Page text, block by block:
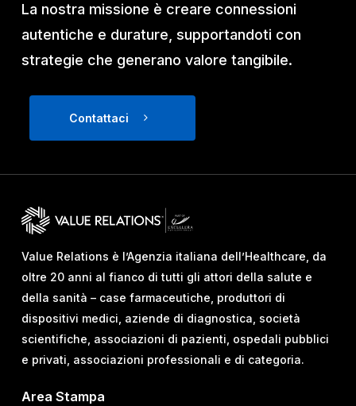
La nostra missione è creare connessioni
autentiche e durature, supportandoti con
strategie che generano valore tangibile.
Contattaci
Value Relations è l’Agenzia italiana dell’Healthcare, da
oltre 20 anni al fianco di tutti gli attori della salute e
della sanità – case farmaceutiche, produttori di
dispositivi medici, aziende di diagnostica, società
scientifiche, associazioni di pazienti, ospedali pubblici
e privati, associazioni professionali e di categoria.
Area Stampa